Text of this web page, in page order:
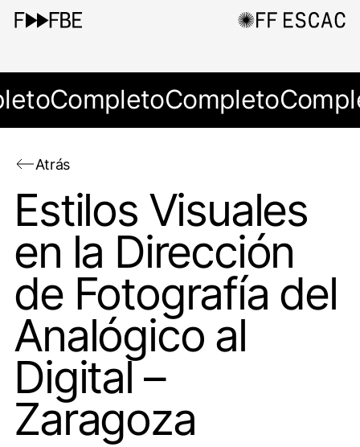
CompletoCompleto
Atrás
Estilos Visuales
en la Dirección
de Fotografía del
Analógico al
Digital –
Zaragoza